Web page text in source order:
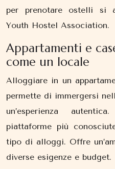
per prenotare ostelli si
Youth Hostel Association.
Appartamenti e
come un locale
Alloggiare in un
permette di immergersi
un’esperienza
piattaforme più
tipo di alloggi. Offre
diverse esigenze e budget.